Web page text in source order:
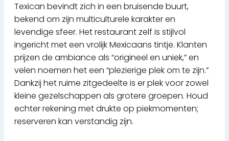
Texican bevindt zich in een bruisende buurt,
bekend om zijn multiculturele karakter en
levendige sfeer. Het restaurant zelf is stijlvol
ingericht met een vrolijk Mexicaans tintje. Klanten
prijzen de ambiance als “origineel en uniek,” en
velen noemen het een “plezierige plek om te zijn.”
Dankzij het ruime zitgedeelte is er plek voor zowel
kleine gezelschappen als grotere groepen. Houd
echter rekening met drukte op piekmomenten;
reserveren kan verstandig zijn.